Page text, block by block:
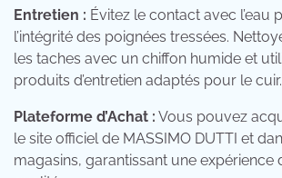
Entretien : Évitez le contact avec l’eau
l’intégrité des poignées tressées.
les taches avec un chiffon humide et
produits d’entretien adaptés pour le cuir.
Plateforme d’Achat : Vous pouvez
le site officiel de MASSIMO DUTTI et
magasins, garantissant une expérience